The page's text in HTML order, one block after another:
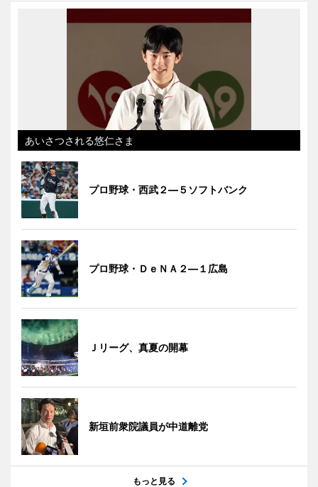
あいさつされる悠仁さま
プロ野球・西武２―５ソフトバンク
プロ野球・ＤｅＮＡ２―１広島
Ｊリーグ、真夏の開幕
新垣前衆院議員が中道離党
もっと見る